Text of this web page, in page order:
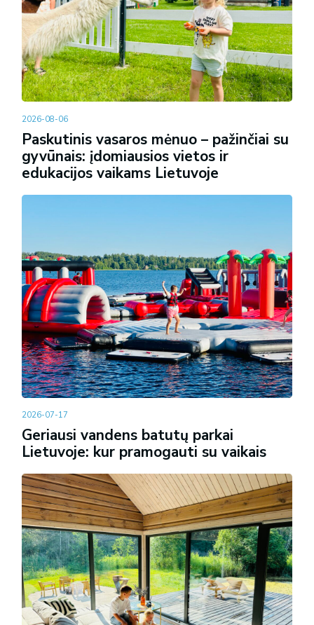
2026-08-06
Paskutinis vasaros mėnuo – pažinčiai su
gyvūnais: įdomiausios vietos ir
edukacijos vaikams Lietuvoje
2026-07-17
Geriausi vandens batutų parkai
Lietuvoje: kur pramogauti su vaikais